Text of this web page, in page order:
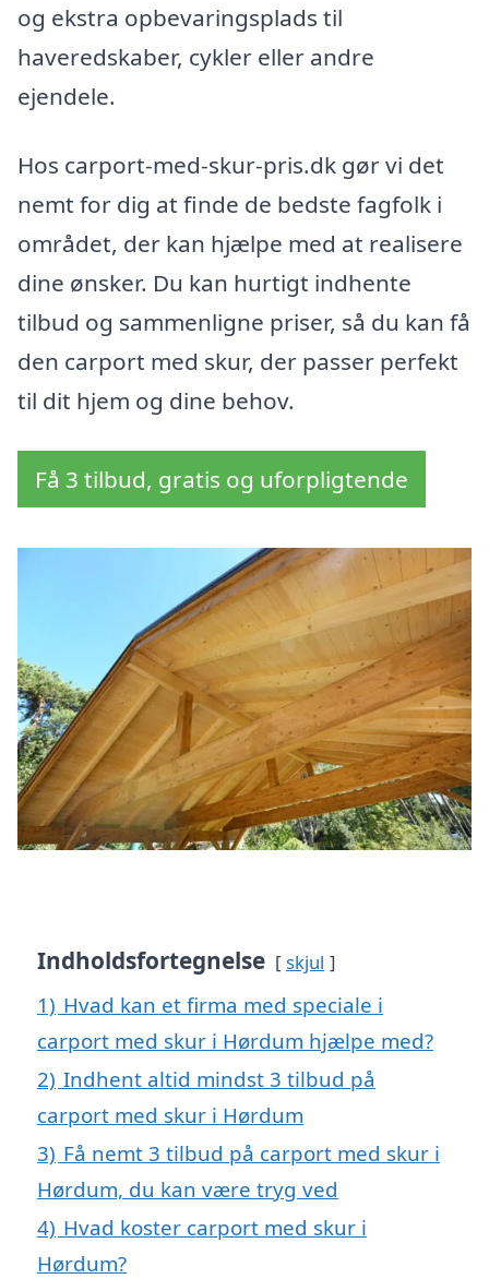
og ekstra opbevaringsplads til
haveredskaber, cykler eller andre
ejendele.
Hos carport-med-skur-pris.dk gør vi det
nemt for dig at finde de bedste fagfolk i
området, der kan hjælpe med at realisere
dine ønsker. Du kan hurtigt indhente
tilbud og sammenligne priser, så du kan få
den carport med skur, der passer perfekt
til dit hjem og dine behov.
Få 3 tilbud, gratis og uforpligtende
Indholdsfortegnelse skjul
1) Hvad kan et firma med speciale i
carport med skur i Hørdum hjælpe med?
2) Indhent altid mindst 3 tilbud på
carport med skur i Hørdum
3) Få nemt 3 tilbud på carport med skur i
Hørdum, du kan være tryg ved
4) Hvad koster carport med skur i
Hørdum?